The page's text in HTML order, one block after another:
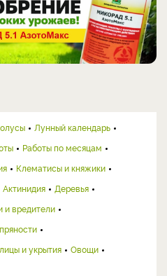
Лунный календарь
Работы по месяцам
Клематисы и княжики
Актинидия
Деревья
и вредители
и укрытия
Овощи